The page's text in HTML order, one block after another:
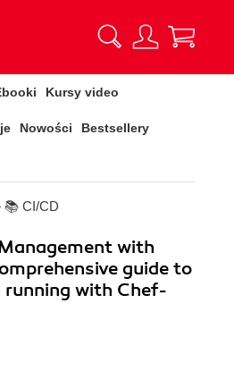
Kursy video
Nowości Bestsellery
📚 CI/CD
with
guide to
running with Chef-